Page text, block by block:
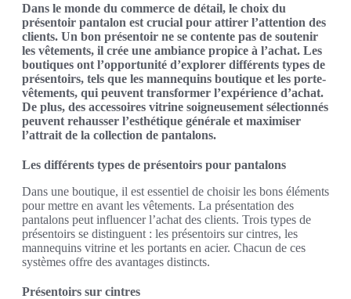
Dans le monde du commerce de détail, le choix du
présentoir pantalon est crucial pour attirer l’attention des
clients. Un bon présentoir ne se contente pas de soutenir
les vêtements, il crée une ambiance propice à l’achat. Les
boutiques ont l’opportunité d’explorer différents types de
présentoirs, tels que les mannequins boutique et les porte-
vêtements, qui peuvent transformer l’expérience d’achat.
De plus, des accessoires vitrine soigneusement sélectionnés
peuvent rehausser l’esthétique générale et maximiser
l’attrait de la collection de pantalons.
Les différents types de présentoirs pour pantalons
Dans une boutique, il est essentiel de choisir les bons éléments
pour mettre en avant les vêtements. La présentation des
pantalons peut influencer l’achat des clients. Trois types de
présentoirs se distinguent : les présentoirs sur cintres, les
mannequins vitrine et les portants en acier. Chacun de ces
systèmes offre des avantages distincts.
Présentoirs sur cintres